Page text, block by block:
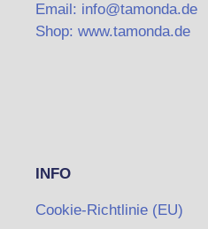
Email: info@tamonda.de
Shop: www.tamonda.de
INFO
Cookie-Richtlinie (EU)